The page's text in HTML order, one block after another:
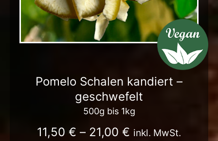
Pomelo Schalen kandiert –
geschwefelt
500g bis 1kg
11,50 € – 21,00 € inkl. MwSt.